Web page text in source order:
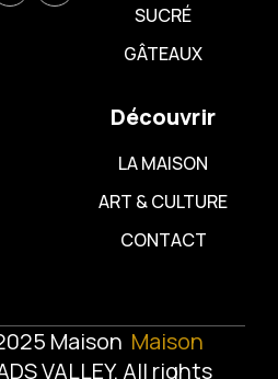
SUCRÉ
GÂTEAUX
Découvrir
LA MAISON
ART & CULTURE
CONTACT
Maison Maison
VALLEY. All rights